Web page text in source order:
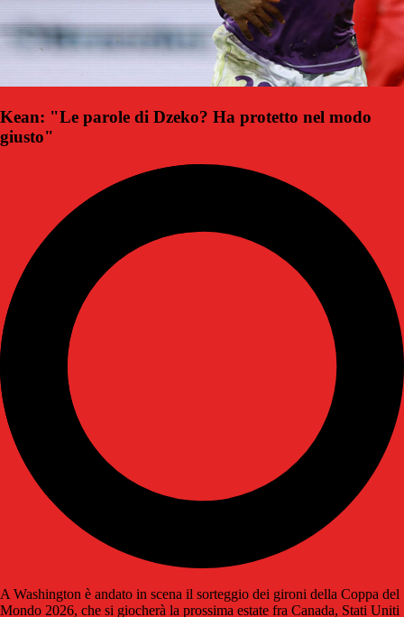
Kean: "Le parole di Dzeko? Ha protetto nel modo
giusto"
A Washington è andato in scena il sorteggio dei gironi della Coppa del
Mondo 2026, che si giocherà la prossima estate fra Canada, Stati Uniti